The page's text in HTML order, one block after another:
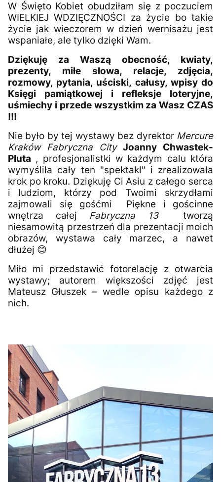
W Święto Kobiet obudziłam się z poczuciem
WIELKIEJ WDZIĘCZNOŚCI za życie bo takie
życie jak wieczorem w dzień wernisażu jest
wspaniałe, ale tylko dzięki Wam.
Dziękuję za Waszą obecność, kwiaty,
prezenty, miłe słowa, relacje, zdjęcia,
rozmowy, pytania, uściski, całusy, wpisy do
Księgi pamiątkowej i refleksje loteryjne,
uśmiechy i przede wszystkim za Wasz CZAS
!!!
Nie było by tej wystawy bez dyrektor Mercure
Kraków Fabryczna City Joanny Chwastek-
Pluta , profesjonalistki w każdym calu która
wymyśliła cały ten "spektakl" i zrealizowała
krok po kroku. Dziękuję Ci Asiu z całego serca
i ludziom, którzy pod Twoimi skrzydłami
zajmowali się gośćmi Piękne i gościnne
wnętrza całej Fabryczna 13tworzą
niesamowitą przestrzeń dla prezentacji moich
obrazów, wystawa cały marzec, a nawet
dłużej 😊
Miło mi przedstawić fotorelację z otwarcia
wystawy; autorem większości zdjęć jest
Mateusz Głuszek – wedle opisu każdego z
nich.